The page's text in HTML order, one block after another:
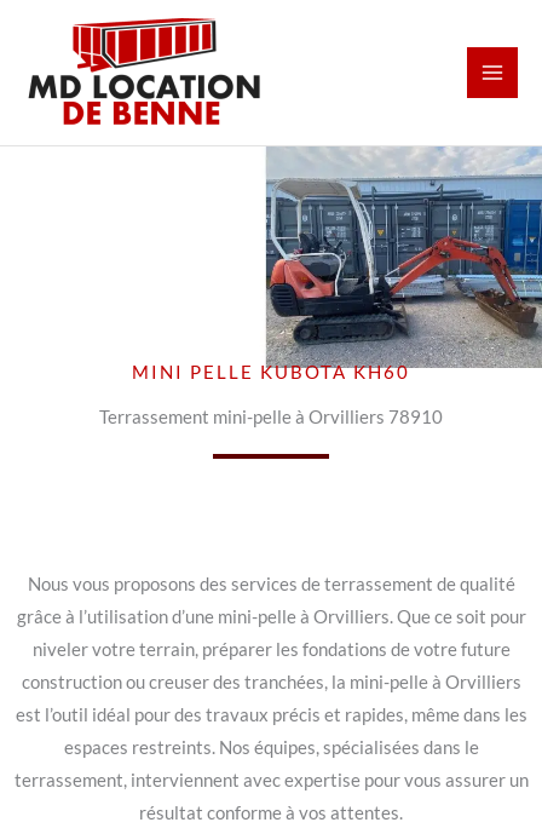
contenu
MINI PELLE KUBOTA KH60
Terrassement mini-pelle à Orvilliers 78910
Nous vous proposons des services de terrassement de qualité
grâce à l’utilisation d’une mini-pelle à Orvilliers. Que ce soit pour
niveler votre terrain, préparer les fondations de votre future
construction ou creuser des tranchées, la mini-pelle à Orvilliers
est l’outil idéal pour des travaux précis et rapides, même dans les
espaces restreints. Nos équipes, spécialisées dans le
terrassement, interviennent avec expertise pour vous assurer un
résultat conforme à vos attentes.